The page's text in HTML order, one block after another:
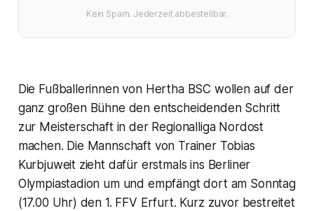
Kein Spam. Jederzeit abbestellbar.
Die Fußballerinnen von Hertha BSC wollen auf der
ganz großen Bühne den entscheidenden Schritt
zur Meisterschaft in der Regionalliga Nordost
machen. Die Mannschaft von Trainer Tobias
Kurbjuweit zieht dafür erstmals ins Berliner
Olympiastadion um und empfängt dort am Sonntag
(17.00 Uhr) den 1. FFV Erfurt. Kurz zuvor bestreitet